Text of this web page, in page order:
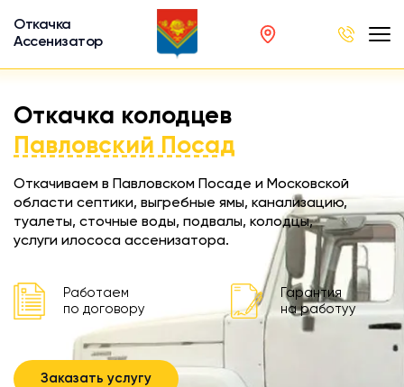
Откачка
Ассенизатор
Откачка колодцев
Павловский Посад
Откачиваем в Павловском Посаде и Московской
области септики, выгребные ямы, канализацию,
туалеты, сточные воды, подвалы, колодцы,
услуги илососа ассенизатора.
Работаем
по договору
Гарантия
на работуу
Заказать услугу